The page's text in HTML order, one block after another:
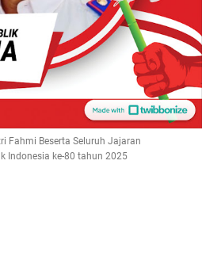
Fahmi Beserta Seluruh Jajaran
Indonesia ke-80 tahun 2025